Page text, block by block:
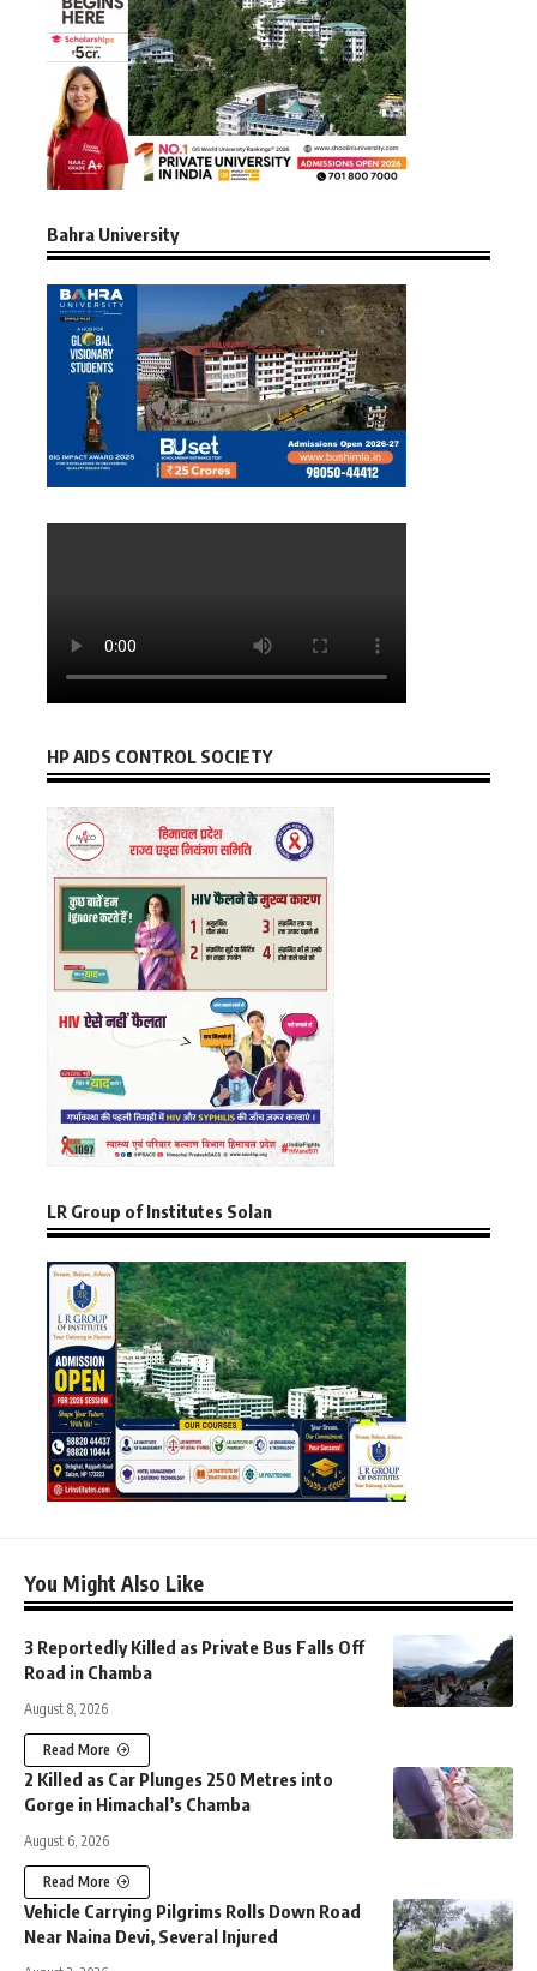
Bahra University
HP AIDS CONTROL SOCIETY
LR Group of Institutes Solan
You Might Also Like
3 Reportedly Killed as Private Bus Falls Off
Road in Chamba
August 8, 2026
Read More
2 Killed as Car Plunges 250 Metres into
Gorge in Himachal’s Chamba
August 6, 2026
Read More
Vehicle Carrying Pilgrims Rolls Down Road
Near Naina Devi, Several Injured